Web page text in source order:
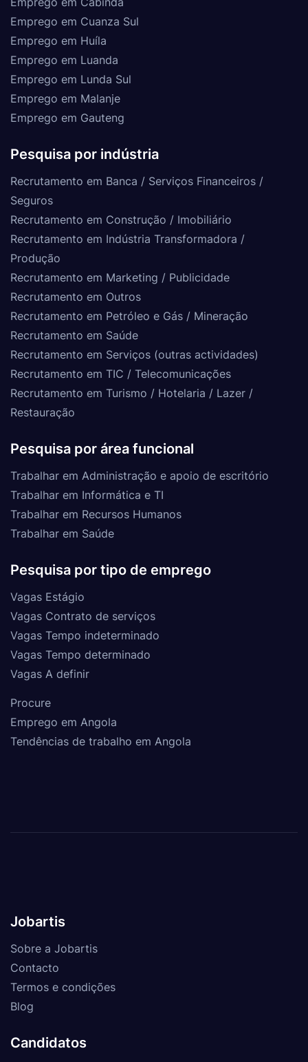
Emprego em Cuanza Sul
Emprego em Huíla
Emprego em Luanda
Emprego em Lunda Sul
Emprego em Malanje
Emprego em Gauteng
Pesquisa por indústria
Recrutamento em Banca / Serviços Financeiros /
Seguros
Recrutamento em Construção / Imobiliário
Recrutamento em Indústria Transformadora /
Produção
Recrutamento em Marketing / Publicidade
Recrutamento em Outros
Recrutamento em Petróleo e Gás / Mineração
Recrutamento em Saúde
Recrutamento em Serviços (outras actividades)
Recrutamento em TIC / Telecomunicações
Recrutamento em Turismo / Hotelaria / Lazer /
Restauração
Pesquisa por área funcional
Trabalhar em Administração e apoio de escritório
Trabalhar em Informática e TI
Trabalhar em Recursos Humanos
Trabalhar em Saúde
Pesquisa por tipo de emprego
Vagas Estágio
Vagas Contrato de serviços
Vagas Tempo indeterminado
Vagas Tempo determinado
Vagas A definir
Procure
Emprego em Angola
Tendências de trabalho em Angola
Jobartis
Sobre a Jobartis
Contacto
Termos e condições
Blog
Candidatos